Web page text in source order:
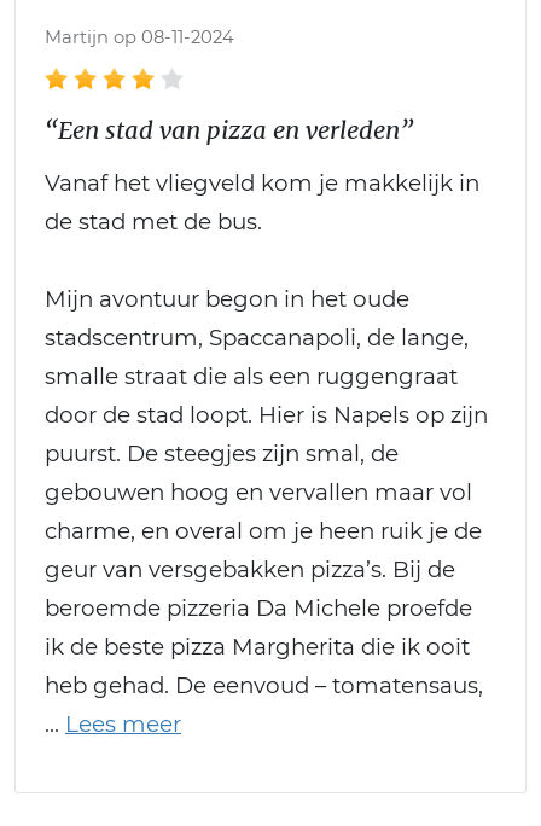
Martijn op 08-11-2024
“Een stad van pizza en verleden”
Vanaf het vliegveld kom je makkelijk in
de stad met de bus.
Mijn avontuur begon in het oude
stadscentrum, Spaccanapoli, de lange,
smalle straat die als een ruggengraat
door de stad loopt. Hier is Napels op zijn
puurst. De steegjes zijn smal, de
gebouwen hoog en vervallen maar vol
charme, en overal om je heen ruik je de
geur van versgebakken pizza’s. Bij de
beroemde pizzeria Da Michele proefde
ik de beste pizza Margherita die ik ooit
heb gehad. De eenvoud – tomatensaus,